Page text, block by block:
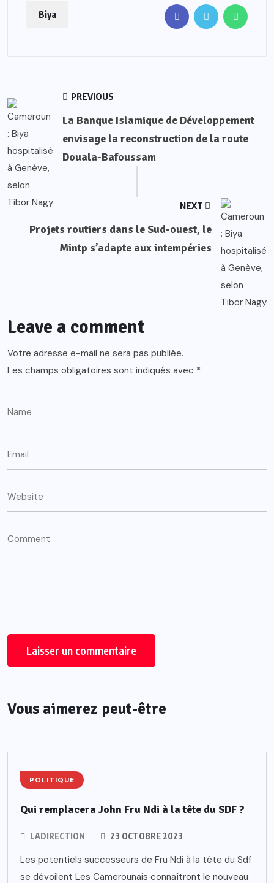
Biya
PREVIOUS
La Banque Islamique de Développement
envisage la reconstruction de la route
Douala-Bafoussam
NEXT
Projets routiers dans le Sud-ouest, le
Mintp s’adapte aux intempéries
Leave a comment
Votre adresse e-mail ne sera pas publiée.
Les champs obligatoires sont indiqués avec *
Vous aimerez peut-être
POLITIQUE
Qui remplacera John Fru Ndi à la tête du SDF ?
LADIRECTION 23 OCTOBRE 2023
Les potentiels successeurs de Fru Ndi à la tête du Sdf
se dévoilent Les Camerounais connaîtront le nouveau